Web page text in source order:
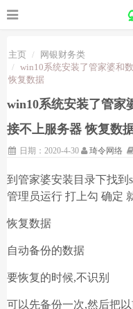
主页
网银财务类
win10系统安装了管家婆和
恢复数据
win10系统安装了管家
接不上服务器 恢复数
日期：2020-4-30 琦令网络
到管家婆安装目录下找到
管理员运行 打上勾 确定
恢复数据
自动备份的数据
要恢复的时候,不识别
可以先备份一次,然后把